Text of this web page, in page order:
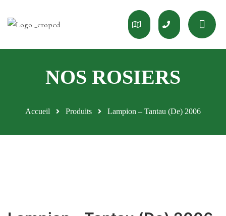
Accueil Produits Lampion – Tantau (De) 2006